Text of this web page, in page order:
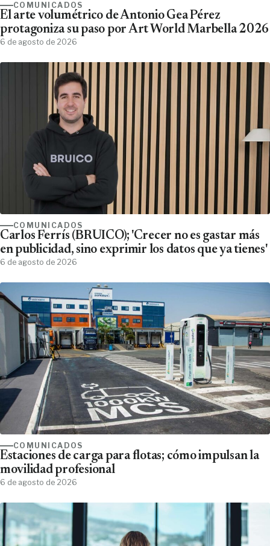
COMUNICADOS
El arte volumétrico de Antonio Gea Pérez
protagoniza su paso por Art World Marbella 2026
6 de agosto de 2026
COMUNICADOS
Carlos Ferrís (BRUICO); 'Crecer no es gastar más
en publicidad, sino exprimir los datos que ya tienes'
6 de agosto de 2026
COMUNICADOS
Estaciones de carga para flotas; cómo impulsan la
movilidad profesional
6 de agosto de 2026